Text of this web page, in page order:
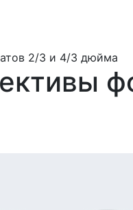
2/3 и 4/3 дюйма